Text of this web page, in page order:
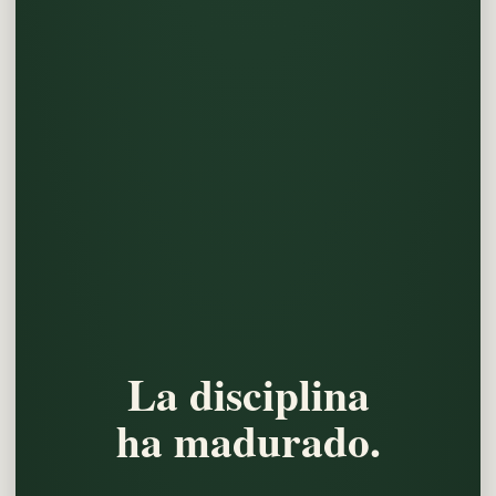
La disciplina
ha madurado.